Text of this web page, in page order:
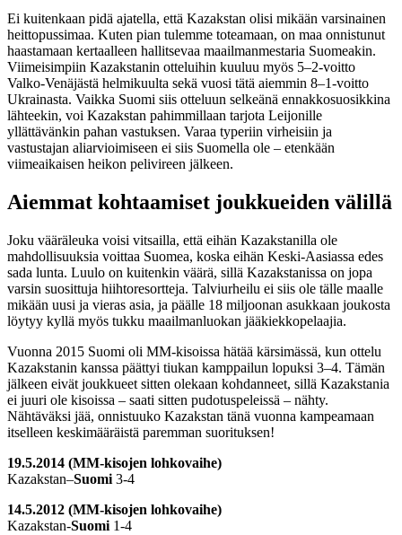
Ei kuitenkaan pidä ajatella, että Kazakstan olisi mikään varsinainen
heittopussimaa. Kuten pian tulemme toteamaan, on maa onnistunut
haastamaan kertaalleen hallitsevaa maailmanmestaria Suomeakin.
Viimeisimpiin Kazakstanin otteluihin kuuluu myös 5–2-voitto
Valko-Venäjästä helmikuulta sekä vuosi tätä aiemmin 8–1-voitto
Ukrainasta. Vaikka Suomi siis otteluun selkeänä ennakkosuosikkina
lähteekin, voi Kazakstan pahimmillaan tarjota Leijonille
yllättävänkin pahan vastuksen. Varaa typeriin virheisiin ja
vastustajan aliarvioimiseen ei siis Suomella ole – etenkään
viimeaikaisen heikon pelivireen jälkeen.
Aiemmat kohtaamiset joukkueiden välillä
Joku vääräleuka voisi vitsailla, että eihän Kazakstanilla ole
mahdollisuuksia voittaa Suomea, koska eihän Keski-Aasiassa edes
sada lunta. Luulo on kuitenkin väärä, sillä Kazakstanissa on jopa
varsin suosittuja hiihtoresortteja. Talviurheilu ei siis ole tälle maalle
mikään uusi ja vieras asia, ja päälle 18 miljoonan asukkaan joukosta
löytyy kyllä myös tukku maailmanluokan jääkiekkopelaajia.
Vuonna 2015 Suomi oli MM-kisoissa hätää kärsimässä, kun ottelu
Kazakstanin kanssa päättyi tiukan kamppailun lopuksi 3–4. Tämän
jälkeen eivät joukkueet sitten olekaan kohdanneet, sillä Kazakstania
ei juuri ole kisoissa – saati sitten pudotuspeleissä – nähty.
Nähtäväksi jää, onnistuuko Kazakstan tänä vuonna kampeamaan
itselleen keskimääräistä paremman suorituksen!
19.5.2014 (MM-kisojen lohkovaihe)
Kazakstan–Suomi 3-4
14.5.2012 (MM-kisojen lohkovaihe)
Kazakstan-Suomi 1-4